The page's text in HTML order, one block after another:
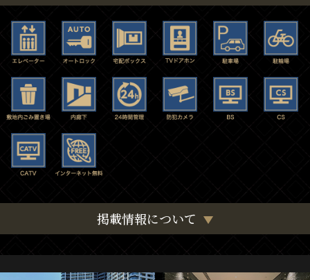
掲載情報について